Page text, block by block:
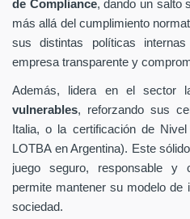
de Compliance, dando un salto
más allá del cumplimiento
sus distintas políticas
empresa transparente y
Además, lidera en el sector
vulnerables, reforzando sus
Italia, o la certificación de
LOTBA en Argentina). Este
juego seguro, responsable y
permite mantener su modelo de
sociedad.